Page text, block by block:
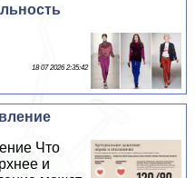
18 07 2026 2:35:42
Что
и